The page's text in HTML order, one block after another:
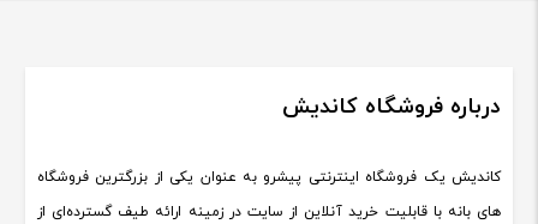
درباره فروشگاه کاندیش
کاندیش یک فروشگاه اینترنتی پیشرو به عنوان یکی از بزرگترین فروشگاه
های بانه با قابلیت خرید آنلاین از سایت در زمینه ارائه طیف گسترده‌ای از